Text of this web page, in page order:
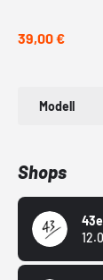
39,00 €
Modell
Shops